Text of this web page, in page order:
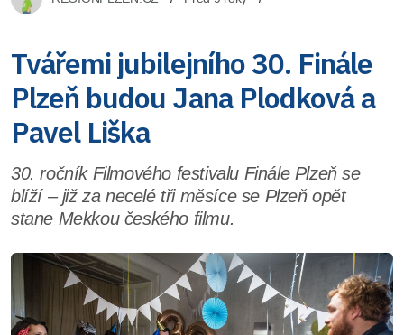
Tvářemi jubilejního 30. Finále
Plzeň budou Jana Plodková a
Pavel Liška
30. ročník Filmového festivalu Finále Plzeň se
blíží – již za necelé tři měsíce se Plzeň opět
stane Mekkou českého filmu.